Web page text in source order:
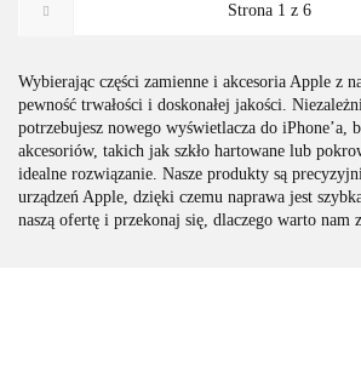
Wybierając części zamienne i akcesoria Apple z
pewność trwałości i doskonałej jakości.
potrzebujesz nowego wyświetlacza do iPhone’a,
akcesoriów, takich jak szkło hartowane lub
idealne rozwiązanie. Nasze produkty są
urządzeń Apple, dzięki czemu naprawa jest
naszą ofertę i przekonaj się, dlaczego warto nam